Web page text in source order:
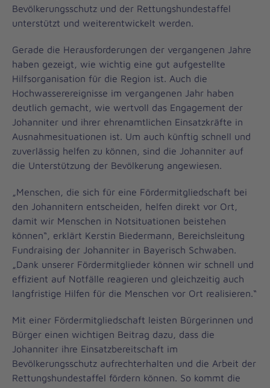
Bevölkerungsschutz und der Rettungshundestaffel
unterstützt und weiterentwickelt werden.
Gerade die Herausforderungen der vergangenen Jahre
haben gezeigt, wie wichtig eine gut aufgestellte
Hilfsorganisation für die Region ist. Auch die
Hochwasserereignisse im vergangenen Jahr haben
deutlich gemacht, wie wertvoll das Engagement der
Johanniter und ihrer ehrenamtlichen Einsatzkräfte in
Ausnahmesituationen ist. Um auch künftig schnell und
zuverlässig helfen zu können, sind die Johanniter auf
die Unterstützung der Bevölkerung angewiesen.
„Menschen, die sich für eine Fördermitgliedschaft bei
den Johannitern entscheiden, helfen direkt vor Ort,
damit wir Menschen in Notsituationen beistehen
können“, erklärt Kerstin Biedermann, Bereichsleitung
Fundraising der Johanniter in Bayerisch Schwaben.
„Dank unserer Fördermitglieder können wir schnell und
effizient auf Notfälle reagieren und gleichzeitig auch
langfristige Hilfen für die Menschen vor Ort realisieren.“
Mit einer Fördermitgliedschaft leisten Bürgerinnen und
Bürger einen wichtigen Beitrag dazu, dass die
Johanniter ihre Einsatzbereitschaft im
Bevölkerungsschutz aufrechterhalten und die Arbeit der
Rettungshundestaffel fördern können. So kommt die